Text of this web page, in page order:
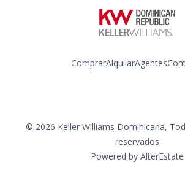
ComprarAlquilarAgentes
© 2026 Keller Williams Dominicana,
reservados
Powered by AlterEstate